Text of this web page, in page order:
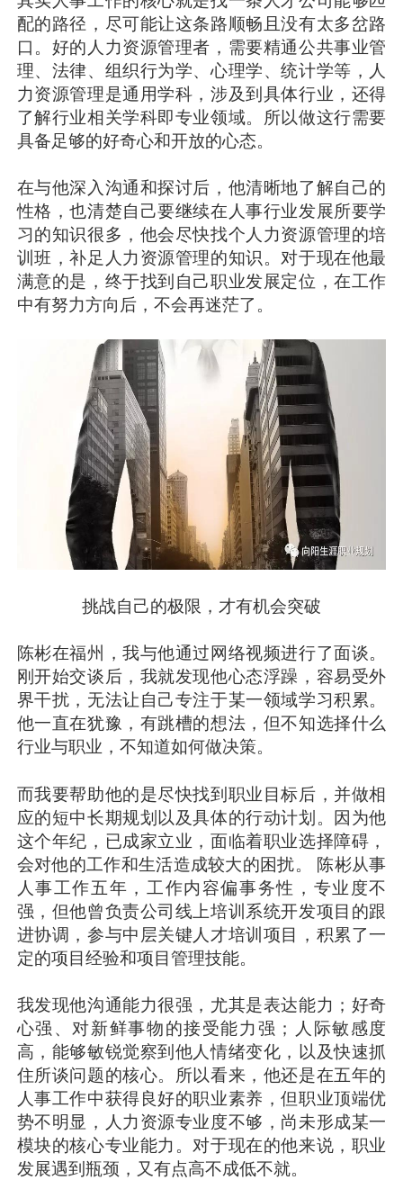
配的路径，尽可能让这条路顺畅且没有太多岔路
口。好的人力资源管理者，需要精通公共事业管
理、法律、组织行为学、心理学、统计学等，人
力资源管理是通用学科，涉及到具体行业，还得
了解行业相关学科即专业领域。所以做这行需要
具备足够的好奇心和开放的心态。
在与他深入沟通和探讨后，他清晰地了解自己的
性格，也清楚自己要继续在人事行业发展所要学
习的知识很多，他会尽快找个人力资源管理的培
训班，补足人力资源管理的知识。对于现在他最
满意的是，终于找到自己职业发展定位，在工作
中有努力方向后，不会再迷茫了。
挑战自己的极限，才有机会突破
陈彬在福州，我与他通过网络视频进行了面谈。
刚开始交谈后，我就发现他心态浮躁，容易受外
界干扰，无法让自己专注于某一领域学习积累。
他一直在犹豫，有跳槽的想法，但不知选择什么
行业与职业，不知道如何做决策。
而我要帮助他的是尽快找到职业目标后，并做相
应的短中长期规划以及具体的行动计划。因为他
这个年纪，已成家立业，面临着职业选择障碍，
会对他的工作和生活造成较大的困扰。 陈彬从事
人事工作五年，工作内容偏事务性，专业度不
强，但他曾负责公司线上培训系统开发项目的跟
进协调，参与中层关键人才培训项目，积累了一
定的项目经验和项目管理技能。
我发现他沟通能力很强，尤其是表达能力；好奇
心强、对新鲜事物的接受能力强；人际敏感度
高，能够敏锐觉察到他人情绪变化，以及快速抓
住所谈问题的核心。所以看来，他还是在五年的
人事工作中获得良好的职业素养，但职业顶端优
势不明显，人力资源专业度不够，尚未形成某一
模块的核心专业能力。对于现在的他来说，职业
发展遇到瓶颈，又有点高不成低不就。